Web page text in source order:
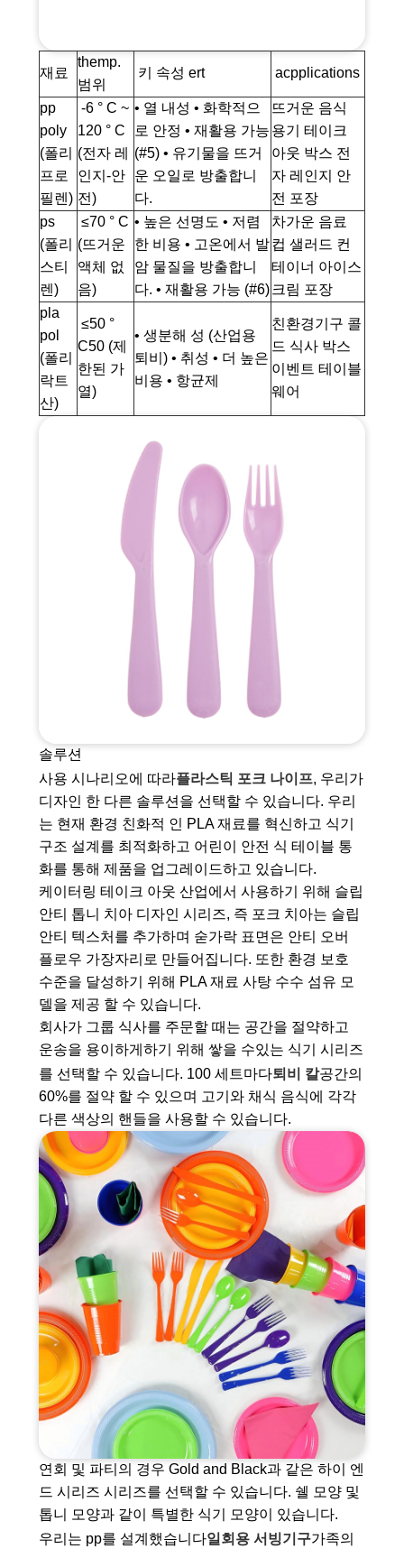
재료
themp.
범위
‌ 키 속성 ert ‌ acpplications ‌
‌pp
poly
(폴리
프로
필렌)
‌ -6 ° C ~
120 ° C‌
(전자 레
인지-안
전)
• 열 내성 • 화학적으
로 안정 • 재활용 가능
(#5) • 유기물을 뜨거
운 오일로 방출합니
다.
뜨거운 음식
용기 테이크
아웃 박스 전
자 레인지 안
전 포장
‌ps‌
(폴리
스티
렌)
‌ ≤70 ° C‌
(뜨거운
액체 없
음)
• 높은 선명도 • 저렴
한 비용 • 고온에서 발
암 물질을 방출합니
다. • 재활용 가능 (#6)
차가운 음료
컵 샐러드 컨
테이너 아이스
크림 포장
pla
pol
(폴리
락트
산)
‌ ≤50 °
C50 (제
한된 가
열)
• 생분해 성 (산업용
퇴비) • 취성 • 더 높은
비용 • 항균제
친환경기구 콜
드 식사 박스
이벤트 테이블
웨어
솔루션
사용 시나리오에 따라플라스틱 포크 나이프, 우리가
디자인 한 다른 솔루션을 선택할 수 있습니다. 우리
는 현재 환경 친화적 인 PLA 재료를 혁신하고 식기
구조 설계를 최적화하고 어린이 안전 식 테이블 통
화를 통해 제품을 업그레이드하고 있습니다.
케이터링 테이크 아웃 산업에서 사용하기 위해 슬립
안티 톱니 치아 디자인 시리즈, 즉 포크 치아는 슬립
안티 텍스처를 추가하며 숟가락 표면은 안티 오버
플로우 가장자리로 만들어집니다. 또한 환경 보호
수준을 달성하기 위해 PLA 재료 사탕 수수 섬유 모
델을 제공 할 수 있습니다.
회사가 그룹 식사를 주문할 때는 공간을 절약하고
운송을 용이하게하기 위해 쌓을 수있는 식기 시리즈
를 선택할 수 있습니다. 100 세트마다퇴비 칼공간의
60%를 절약 할 수 있으며 고기와 채식 음식에 각각
다른 색상의 핸들을 사용할 수 있습니다.
연회 및 파티의 경우 Gold and Black과 같은 하이 엔
드 시리즈 시리즈를 선택할 수 있습니다. 쉘 모양 및
톱니 모양과 같이 특별한 식기 모양이 있습니다.
우리는 pp를 설계했습니다일회용 서빙기구가족의